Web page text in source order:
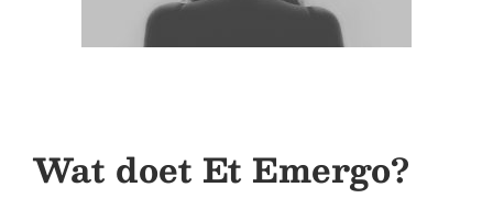
Wat doet Et Emergo?